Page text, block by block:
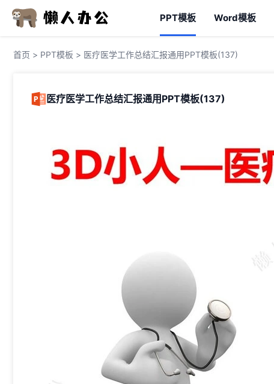
PPT模板 Word模板
首页 > PPT模板 > 医疗医学工作总结汇报通用PPT模板(137)
医疗医学工作总结汇报通用PPT模板(137)